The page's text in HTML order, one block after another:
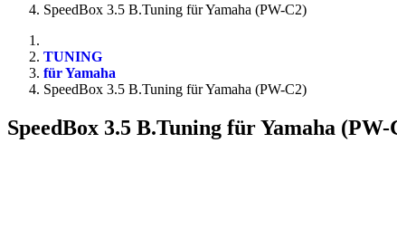
SpeedBox 3.5 B.Tuning für Yamaha (PW-C2)
TUNING
für Yamaha
SpeedBox 3.5 B.Tuning für Yamaha (PW-C2)
SpeedBox 3.5 B.Tuning für Yamaha (PW-